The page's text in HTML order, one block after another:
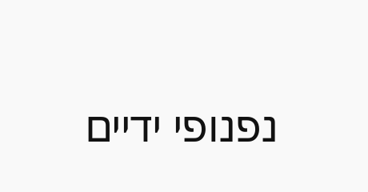
נפנופי ידיים